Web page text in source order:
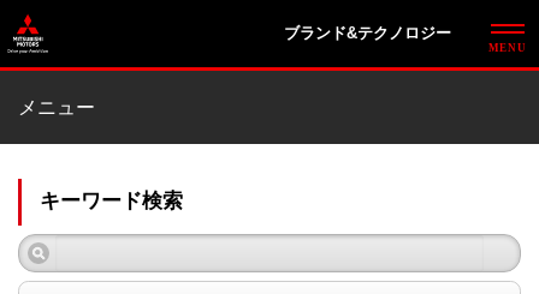
ブランド&テクノロジー
メニュー
キーワード検索